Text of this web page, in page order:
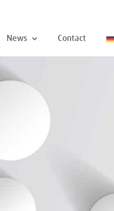
News Contact